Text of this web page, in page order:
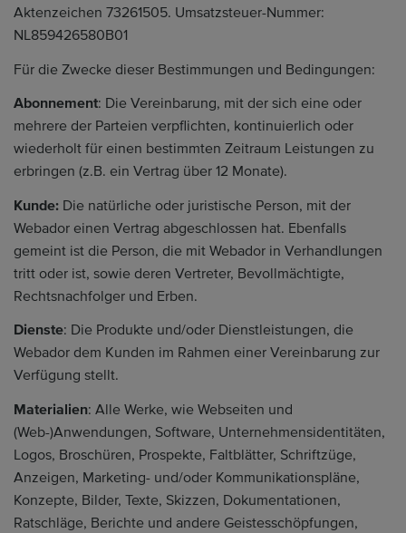
Aktenzeichen 73261505. Umsatzsteuer-Nummer:
NL859426580B01
Für die Zwecke dieser Bestimmungen und Bedingungen:
Abonnement: Die Vereinbarung, mit der sich eine oder
mehrere der Parteien verpflichten, kontinuierlich oder
wiederholt für einen bestimmten Zeitraum Leistungen zu
erbringen (z.B. ein Vertrag über 12 Monate).
Kunde: Die natürliche oder juristische Person, mit der
Webador einen Vertrag abgeschlossen hat. Ebenfalls
gemeint ist die Person, die mit Webador in Verhandlungen
tritt oder ist, sowie deren Vertreter, Bevollmächtigte,
Rechtsnachfolger und Erben.
Dienste: Die Produkte und/oder Dienstleistungen, die
Webador dem Kunden im Rahmen einer Vereinbarung zur
Verfügung stellt.
Materialien: Alle Werke, wie Webseiten und
(Web-)Anwendungen, Software, Unternehmensidentitäten,
Logos, Broschüren, Prospekte, Faltblätter, Schriftzüge,
Anzeigen, Marketing- und/oder Kommunikationspläne,
Konzepte, Bilder, Texte, Skizzen, Dokumentationen,
Ratschläge, Berichte und andere Geistesschöpfungen,